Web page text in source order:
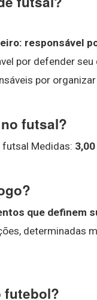
responsável
por defender
por
futsal?
futsal Medidas:
que definem
determinadas
futebol?